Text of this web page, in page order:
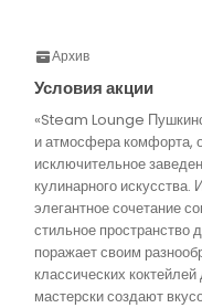
Архив
Условия акции
«Steam Lounge
и атмосфера комфорта,
исключительное
кулинарного искусства.
элегантное сочетание
стильное
поражает своим
классических
мастерски создают